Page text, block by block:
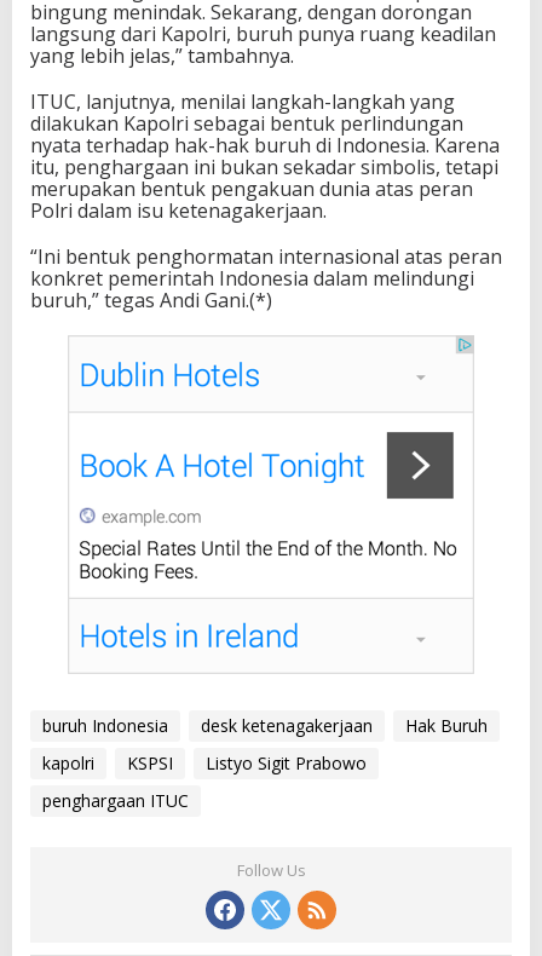
bingung menindak. Sekarang, dengan dorongan
langsung dari Kapolri, buruh punya ruang keadilan
yang lebih jelas,” tambahnya.
ITUC, lanjutnya, menilai langkah-langkah yang
dilakukan Kapolri sebagai bentuk perlindungan
nyata terhadap hak-hak buruh di Indonesia. Karena
itu, penghargaan ini bukan sekadar simbolis, tetapi
merupakan bentuk pengakuan dunia atas peran
Polri dalam isu ketenagakerjaan.
“Ini bentuk penghormatan internasional atas peran
konkret pemerintah Indonesia dalam melindungi
buruh,” tegas Andi Gani.(*)
buruh Indonesia desk ketenagakerjaan
Hak Buruh
kapolri
KSPSI
Listyo Sigit Prabowo
penghargaan ITUC
Follow Us